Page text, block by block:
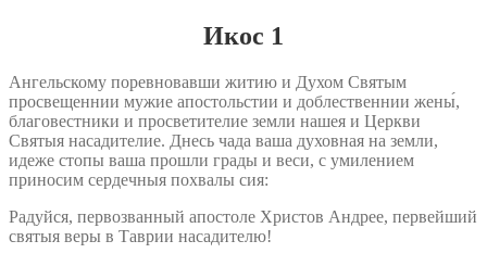
Икос 1
Ангельскому поревновавши житию и Духом Святым
просвещеннии мужие апостольстии и доблественнии жены́,
благовестники и просветителие земли нашея и Церкви
Святыя насадителие. Днесь чада ваша духовная на земли,
идеже стопы ваша прошли грады и веси, с умилением
приносим сердечныя похвалы сия:
Радуйся, первозванный апостоле Христов Андрее, первейший
святыя веры в Таврии насадителю!